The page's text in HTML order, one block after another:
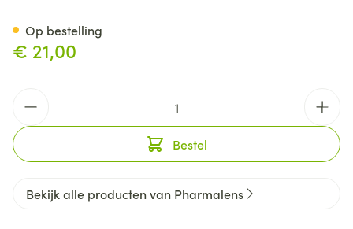
€ 21,00
Bestel
Op bestelling
Bekijk alle producten van Pharmalens